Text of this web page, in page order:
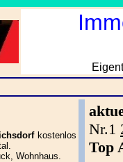
kostenlos
Wohnhaus.
Nr.1
Top